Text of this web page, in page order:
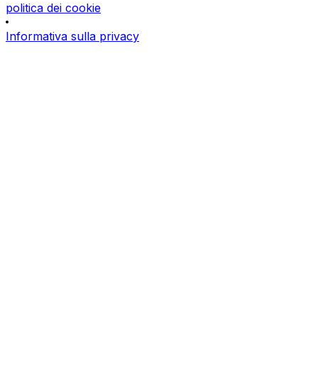
politica dei cookie
Informativa sulla privacy